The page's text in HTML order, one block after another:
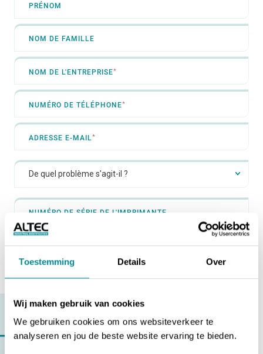
Toestemming Details Over
Wij maken gebruik van cookies
We gebruiken cookies om ons websiteverkeer te
analyseren en jou de beste website ervaring te bieden.
NOM*
PRÉNOM
NOM DE FAMILLE
NOM DE L'ENTREPRISE*
NUMÉRO DE TÉLÉPHONE*
ADRESSE E-MAIL*
NUMÉRO DE SÉRIE DE L'IMPRIMANTE
Trouvez la réponse àvotre question